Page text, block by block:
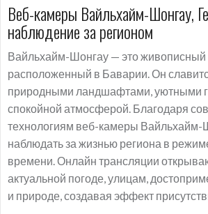
Веб-камеры Вайльхайм-Шонгау,
наблюдение за регионом
Вайльхайм-Шонгау — это живописный
расположенный в Баварии. Он
природными ландшафтами, уютными
спокойной атмосферой. Благодаря
технологиям веб-камеры Вайльхайм-
наблюдать за жизнью региона в
времени. Онлайн трансляции
актуальной погоде, улицам,
и природе, создавая эффект